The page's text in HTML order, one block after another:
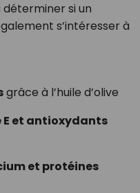
déterminer si un
s’intéresser à
grâce à l’huile d’olive
et antioxydants
et protéines